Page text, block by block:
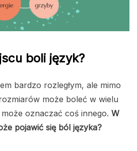
boli język?
bardzo rozległym, ale mimo
może boleć w wielu
oznaczać coś innego. W
pojawić się ból języka?